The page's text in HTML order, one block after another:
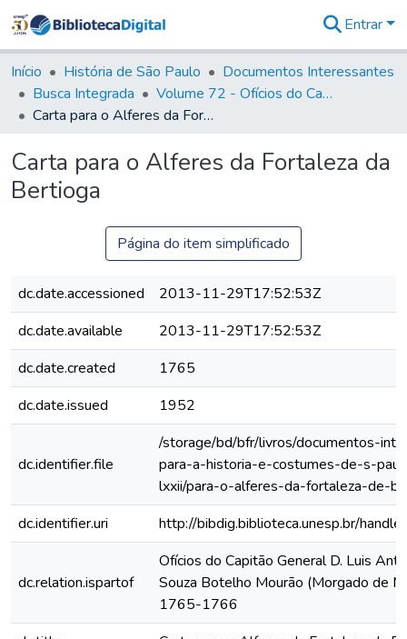
&
Coleções
Tudo na
Biblioteca
Estatísticas
Entrar
Início História de São Paulo
Documentos Interessantes
Busca Integrada
Volume 72 - Ofícios do Capitão General D. Luis Antonio de Souza Botelho Mourão (Morgado de Matheus): 1765-1766
Carta para o Alferes da Fortaleza da Bertioga
Carta para o Alferes da Fortaleza da
Bertioga
Página do item simplificado
dc.date.accessioned
2013-11-29T17:52:53Z
dc.date.available
2013-11-29T17:52:53Z
dc.date.created
1765
dc.date.issued
1952
dc.identifier.file
/storage/bd/bfr/livros/documentos-
para-a-historia-e-costumes-de-s-
lxxii/para-o-alferes-da-fortaleza-de-
dc.identifier.uri
http://bibdig.biblioteca.unesp.br/
dc.relation.ispartof
Ofícios do Capitão General D. Luis
Souza Botelho Mourão (Morgado de
1765-1766